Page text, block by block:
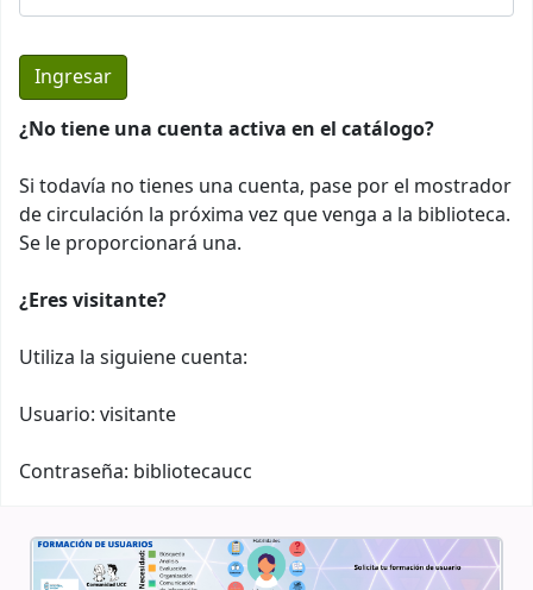
¿No tiene una cuenta activa en el catálogo?
Si todavía no tienes una cuenta, pase por el mostrador
de circulación la próxima vez que venga a la biblioteca.
Se le proporcionará una.
¿Eres visitante?
Utiliza la siguiene cuenta:
Usuario: visitante
Contraseña: bibliotecaucc